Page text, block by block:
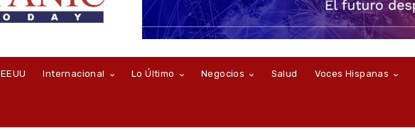
EEUU Internacional Lo Último Negocios Salud Voces Hispanas